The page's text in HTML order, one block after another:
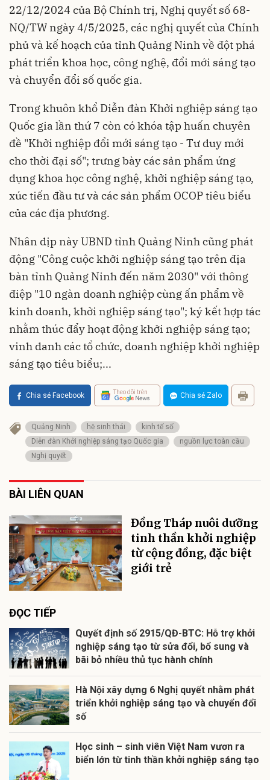
22/12/2024 của Bộ Chính trị, Nghị quyết số 68-
NQ/TW ngày 4/5/2025, các nghị quyết của Chính
phủ và kế hoạch của tỉnh Quảng Ninh về đột phá
phát triển khoa học, công nghệ, đổi mới sáng tạo
và chuyển đổi số quốc gia.
Trong khuôn khổ Diễn đàn Khởi nghiệp sáng tạo
Quốc gia lần thứ 7 còn có khóa tập huấn chuyên
đề "Khởi nghiệp đổi mới sáng tạo - Tư duy mới
cho thời đại số"; trưng bày các sản phẩm ứng
dụng khoa học công nghệ, khởi nghiệp sáng tạo,
xúc tiến đầu tư và các sản phẩm OCOP tiêu biểu
của các địa phương.
Nhân dịp này UBND tỉnh Quảng Ninh cũng phát
động "Công cuộc khởi nghiệp sáng tạo trên địa
bàn tỉnh Quảng Ninh đến năm 2030" với thông
điệp "10 ngàn doanh nghiệp cùng ấn phẩm về
kinh doanh, khởi nghiệp sáng tạo"; ký kết hợp tác
nhằm thúc đẩy hoạt động khởi nghiệp sáng tạo;
vinh danh các tổ chức, doanh nghiệp khởi nghiệp
sáng tạo tiêu biểu;...
Chia sẻ Facebook Theo dõi trên Chia sẻ Zalo
Quảng Ninh hệ sinh thái
kinh tế số
Diễn đàn Khởi nghiệp sáng tạo Quốc gia
nguồn lực toàn cầu
Nghị quyết
BÀI LIÊN QUAN
Đồng Tháp nuôi dưỡng
tinh thần khởi nghiệp
từ cộng đồng, đặc biệt
giới trẻ
ĐỌC TIẾP
Quyết định số 2915/QĐ-BTC: Hỗ trợ khởi
nghiệp sáng tạo từ sửa đổi, bổ sung và
bãi bỏ nhiều thủ tục hành chính
Hà Nội xây dựng 6 Nghị quyết nhằm phát
triển khởi nghiệp sáng tạo và chuyển đổi
số
Học sinh – sinh viên Việt Nam vươn ra
biển lớn từ tinh thần khởi nghiệp sáng tạo